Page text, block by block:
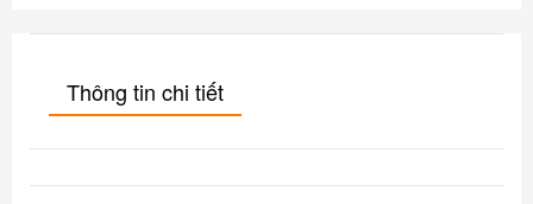
Thông tin chi tiết